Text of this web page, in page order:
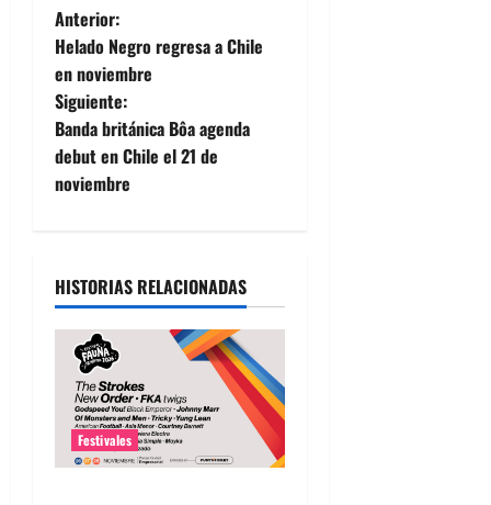
N
a
v
e
c
Anterior:
Helado Negro regresa a Chile
en noviembre
Siguiente:
Banda británica Bôa agenda
debut en Chile el 21 de
noviembre
HISTORIAS RELACIONADAS
Festivales